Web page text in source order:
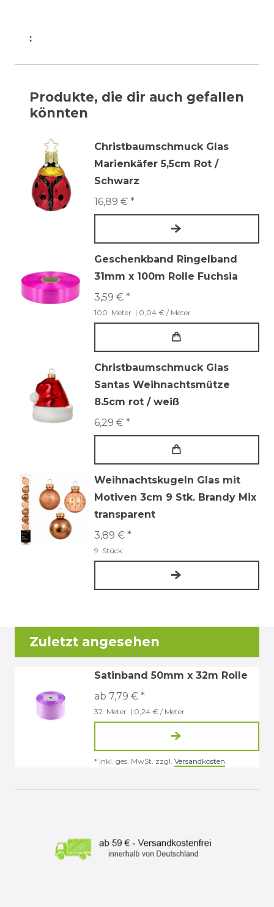
:
Produkte, die dir auch gefallen
könnten
Christbaumschmuck Glas
Marienkäfer 5,5cm Rot /
Schwarz
16,89 € *
Geschenkband Ringelband
31mm x 100m Rolle Fuchsia
3,59 € *
100 Meter | 0,04 € / Meter
Christbaumschmuck Glas
Santas Weihnachtsmütze
8.5cm rot / weiß
6,29 € *
Weihnachtskugeln Glas mit
Motiven 3cm 9 Stk. Brandy Mix
transparent
3,89 € *
9 Stück
Zuletzt angesehen
Satinband 50mm x 32m Rolle
ab 7,79 € *
32 Meter | 0,24 € / Meter
* inkl. ges. MwSt. zzgl. Versandkosten